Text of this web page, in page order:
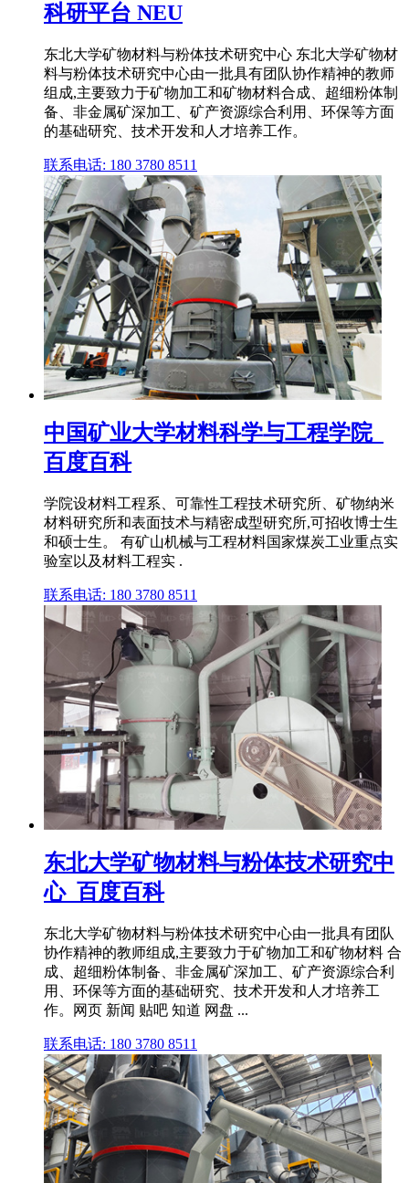
科研平台 NEU
东北大学矿物材料与粉体技术研究中心 东北大学矿物材
料与粉体技术研究中心由一批具有团队协作精神的教师
组成,主要致力于矿物加工和矿物材料合成、超细粉体制
备、非金属矿深加工、矿产资源综合利用、环保等方面
的基础研究、技术开发和人才培养工作。
联系电话: 180 3780 8511
中国矿业大学材料科学与工程学院_
百度百科
学院设材料工程系、可靠性工程技术研究所、矿物纳米
材料研究所和表面技术与精密成型研究所,可招收博士生
和硕士生。 有矿山机械与工程材料国家煤炭工业重点实
验室以及材料工程实 .
联系电话: 180 3780 8511
东北大学矿物材料与粉体技术研究中
心_百度百科
东北大学矿物材料与粉体技术研究中心由一批具有团队
协作精神的教师组成,主要致力于矿物加工和矿物材料 合
成、超细粉体制备、非金属矿深加工、矿产资源综合利
用、环保等方面的基础研究、技术开发和人才培养工
作。网页 新闻 贴吧 知道 网盘 ...
联系电话: 180 3780 8511